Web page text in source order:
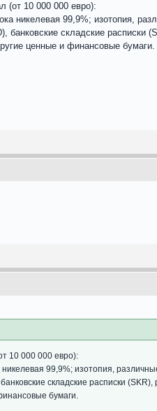
(от 10 000 000 евро):
никелевая 99,9%; изотопия,
складские расписки
ценные и финансовые бумаги.
10 000 000 евро):
99,9%; изотопия,
складские расписки
бумаги.